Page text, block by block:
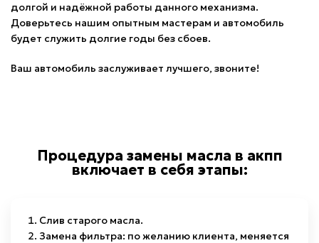
долгой и надёжной работы данного механизма.
Доверьтесь нашим опытным мастерам и автомобиль
будет служить долгие годы без сбоев.
Ваш автомобиль заслуживает лучшего, звоните!
Процедура замены масла в акпп
включает в себя этапы:
Слив старого масла.
Замена фильтра: по желанию клиента, меняется